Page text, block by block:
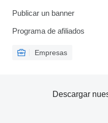
Publicar un banner
Programa de afiliados
Empresas
Descargar